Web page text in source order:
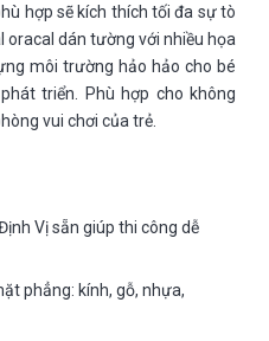
hợp sẽ kích thích tối đa sự tò
oracal dán tường với nhiều họa
môi trường hảo hảo cho bé
triển. Phù hợp cho không
vui chơi của trẻ.
Vị sẵn giúp thi công dễ
phẳng: kính, gỗ, nhựa,